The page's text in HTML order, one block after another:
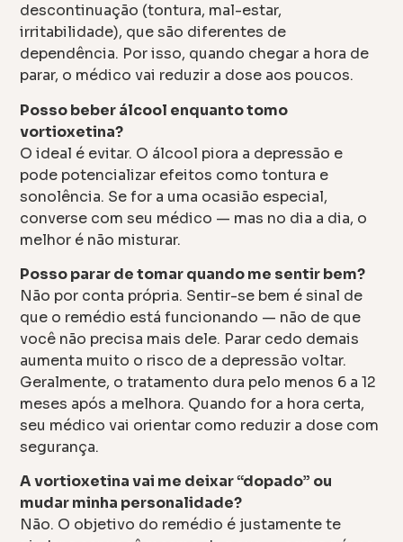
descontinuação (tontura, mal-estar,
irritabilidade), que são diferentes de
dependência. Por isso, quando chegar a hora de
parar, o médico vai reduzir a dose aos poucos.
Posso beber álcool enquanto tomo
vortioxetina?
O ideal é evitar. O álcool piora a depressão e
pode potencializar efeitos como tontura e
sonolência. Se for a uma ocasião especial,
converse com seu médico — mas no dia a dia, o
melhor é não misturar.
Posso parar de tomar quando me sentir bem?
Não por conta própria. Sentir-se bem é sinal de
que o remédio está funcionando — não de que
você não precisa mais dele. Parar cedo demais
aumenta muito o risco de a depressão voltar.
Geralmente, o tratamento dura pelo menos 6 a 12
meses após a melhora. Quando for a hora certa,
seu médico vai orientar como reduzir a dose com
segurança.
A vortioxetina vai me deixar “dopado” ou
mudar minha personalidade?
Não. O objetivo do remédio é justamente te